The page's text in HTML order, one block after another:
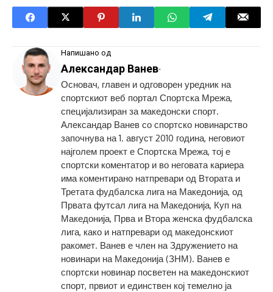
Напишано од
Александар Ванев-
Основач, главен и одговорен уредник на
спортскиот веб портал Спортска Мрежа,
специјализиран за македонски спорт.
Александар Ванев со спортско новинарство
започнува на 1. август 2010 година, неговиот
најголем проект е Спортска Мрежа, тој е
спортски коментатор и во неговата кариера
има коментирано натпревари од Втората и
Третата фудбалска лига на Македонија, од
Првата футсал лига на Македонија, Куп на
Македонија, Прва и Втора женска фудбалска
лига, како и натпревари од македонскиот
ракомет. Ванев е член на Здружението на
новинари на Македонија (ЗНМ). Ванев е
спортски новинар посветен на македонскиот
спорт, првиот и единствен кој темелно ја